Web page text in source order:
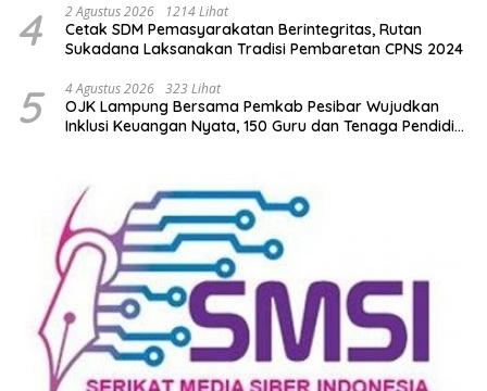
4 2 Agustus 2026 1214 Lihat
Cetak SDM Pemasyarakatan Berintegritas, Rutan
Sukadana Laksanakan Tradisi Pembaretan CPNS 2024
5 4 Agustus 2026 323 Lihat
OJK Lampung Bersama Pemkab Pesibar Wujudkan
Inklusi Keuangan Nyata, 150 Guru dan Tenaga Pendidik